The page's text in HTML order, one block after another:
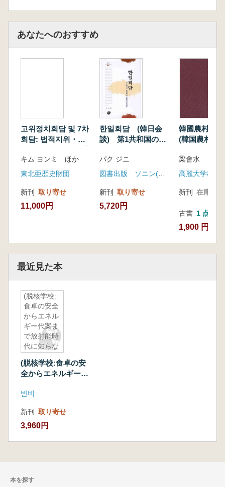
あなたへのおすすめ
고위정치회담 및 7차
회담: 법적지위・어
位政治会談及び7次会
談:法的地位・漁業関
キム ヨンミ ほか
東北亜歴史財団
新刊 取り寄せ
11,000円
한일회담 (韓日会
談) 第1共和国の対
開過程
パク ジニ
図書出版 ソニン(선인)
新刊 取り寄せ
5,720円
韓國農村의
(韓国農村の
梁會水
高麗大学校出
新刊 在庫なし
古書 1 点
1,900 円
最近見た本
(脱核学校:
食卓の安全
からエネル
ギー代案ま
で放射能時
代に知らな
ないすべ
て)
(脱核学校:食卓の安
全からエネルギー代
知らなければならな
반비
新刊 取り寄せ
3,960円
本を探す